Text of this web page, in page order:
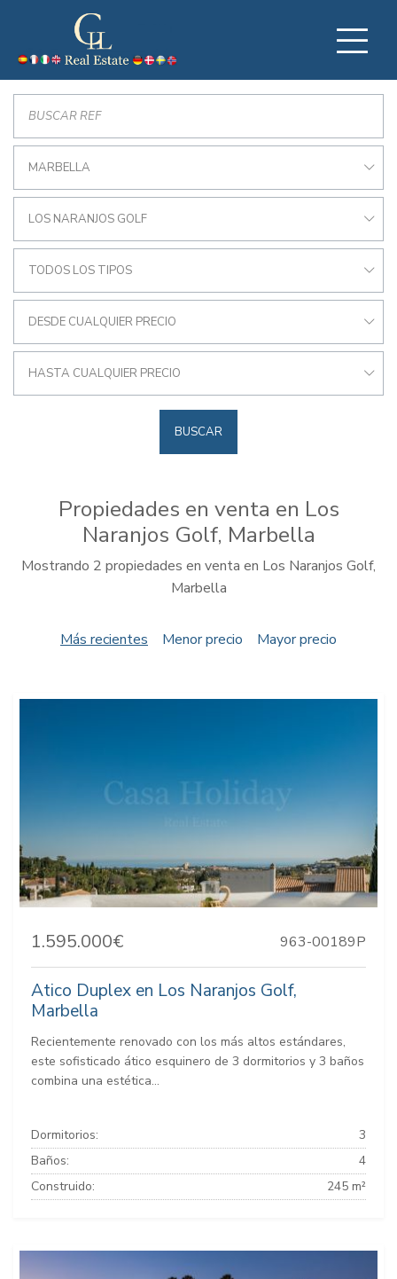
MARBELLA
LOS NARANJOS GOLF
TODOS LOS TIPOS
DESDE CUALQUIER PRECIO
HASTA CUALQUIER PRECIO
BUSCAR
Propiedades en venta en Los
Naranjos Golf, Marbella
Mostrando 2 propiedades en venta en Los Naranjos Golf,
Marbella
Más recientes Menor precio Mayor precio
1.595.000€ 963-00189P
Atico Duplex en Los Naranjos Golf,
Marbella
Recientemente renovado con los más altos estándares,
este sofisticado ático esquinero de 3 dormitorios y 3 baños
combina una estética...
Dormitorios:
3
Baños:
4
Construido:
245 m²